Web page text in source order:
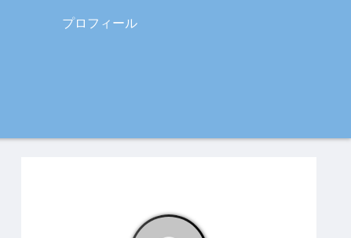
プロフィール